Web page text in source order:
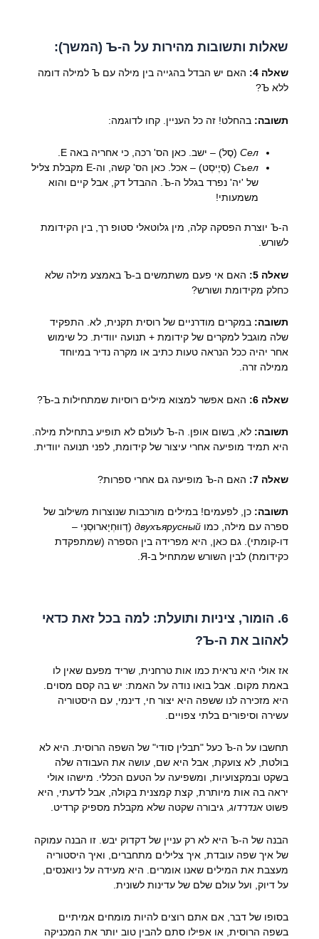
שאלות ותשובות מהירות על ה-Ъ (המשך):
שאלה 4:
האם יש הבדל בהגייה בין מילה עם Ъ למילה דומה
ללא Ъ?
תשובה: בהחלט! זה כל העניין. קחו לדוגמה:
Сел(סֶל) – ישב. כאן הס' רכה, כי אחריה באה Е.
Съел
(סְיֶיסְט) – אכל. כאן הס' קשה, וה-Е מקבלת צליל
של 'יה' נפרד בגלל ה-Ъ. ההבדל דק, אבל קיים והוא
משמעותי!
ה-Ъ יוצרת הפסקה קלה, מין גלוטאלי סטופ רך, בין הקידומת
לשורש.
שאלה 5:
האם אי פעם משתמשים ב-Ъ באמצע מילה שלא
כחלק מקידומת ושורש?
תשובה: במקרים מודרניים של רוסית תקנית, לא. התפקיד
שלה מוגבל למקרים של קידומת + תנועה יוודית. כל שימוש
אחר יהיה ככל הנראה טעות כתיב או מקרה נדיר במיוחד
ממילה זרה.
שאלה 6: האם אפשר למצוא מילים רוסיות שמתחילות ב-Ъ?
תשובה:
לא, בשום אופן. ה-Ъ לעולם לא תופיע בתחילת מילה.
היא תמיד מופיעה אחרי עיצור של קידומת, לפני תנועה יוודית.
שאלה 7: האם ה-Ъ מופיעה גם אחרי ספרות?
תשובה: כן, לפעמים! במילים מורכבות שנוצרות משילוב של
ספרה עם מילה, כמו двухъярусный(דְווּחְיָארוּסְנִי –
דו-קומתי). גם כאן, היא מפרידה בין הספרה (שמתפקדת
כקידומת) לבין השורש שמתחיל ב-Я.
6. הומור, ציניות ותועלת: למה בכל זאת כדאי
לאהוב את ה-Ъ?
אז אולי היא נראית כמו אות טרחנית, שריד מפעם שאין לו
באמת מקום. אבל בואו נודה על האמת: יש בה קסם מסוים.
היא מזכירה לנו ששפה היא יצור חי, דינמי, עם היסטוריה
עשירה וסיפורים בלתי צפויים.
תחשבו על ה-Ъ כעל "תבלין סודי" של השפה הרוסית. היא לא
בולטת, לא צועקת, אבל היא שם, עושה את העבודה שלה
בשקט ובמקצועיות, ומשפיעה על הטעם הכללי. מישהו אולי
יראה בה אות מיותרת, קצת קמצנית בקולה, אבל לדעתי, היא
פשוט אנדרדוג, גיבורה שקטה שלא מקבלת מספיק קרדיט.
הבנה של ה-Ъ היא לא רק עניין של דקדוק יבש. זו הבנה עמוקה
של איך שפה עובדת, איך צלילים מתחברים, ואיך היסטוריה
מעצבת את המילים שאנו אומרים. היא מעידה על ניואנסים,
על דיוק, ועל עולם שלם של עדינות לשונית.
בסופו של דבר, אם אתם רוצים להיות מומחים אמיתיים
בשפה הרוסית, או אפילו סתם להבין טוב יותר את המכניקה